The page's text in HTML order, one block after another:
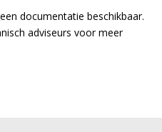
documentatie beschikbaar.
adviseurs voor meer